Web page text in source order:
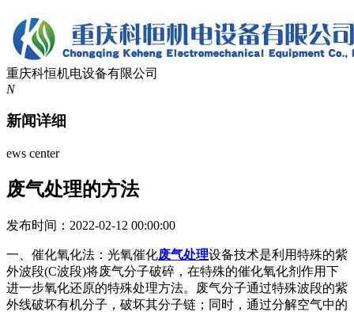
重庆科恒机电设备有限公司
N
新闻详细
ews center
废气处理的方法
发布时间：2022-02-12 00:00:00
一、催化氧化法：光氧催化废气处理设备技术是利用特殊的紫
外波段(C波段)将废气分子破碎，在特殊的催化氧化剂作用下
进一步氧化还原的特殊处理方法。废气分子通过特殊波段的紫
外线破坏有机分子，破坏其分子链；同时，通过分解空气中的